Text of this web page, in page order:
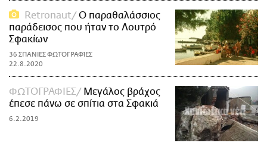
Retronaut
Ο παραθαλάσσιος
παράδεισος που ήταν το Λουτρό
Σφακίων
36 ΣΠΑΝΙΕΣ ΦΩΤΟΓΡΑΦΊΕΣ
22.8.2020
ΦΩΤΟΓΡΑΦΙΕΣ
Μεγάλος βράχος
έπεσε πάνω σε σπίτια στα Σφακιά
6.2.2019